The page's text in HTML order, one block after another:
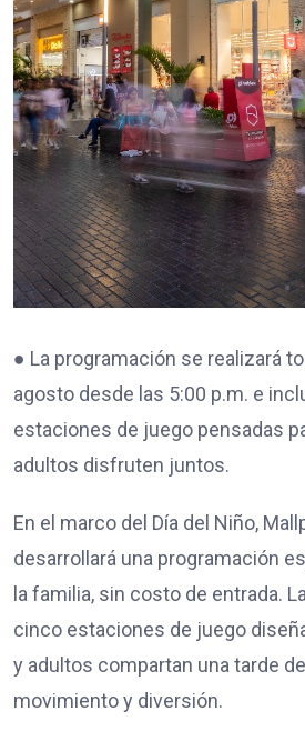
● La programación se realizará
agosto desde las 5:00 p.m. e
estaciones de juego pensadas
adultos disfruten juntos.
En el marco del Día del Niño,
desarrollará una programación
la familia, sin costo de entrada.
cinco estaciones de juego
y adultos compartan una tarde
movimiento y diversión.